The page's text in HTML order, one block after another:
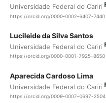
Universidade Federal do Cariri
https://orcid.org/0000-0002-6407-7440
Lucileide da Silva Santos
Universidade Federal do Cariri
https://orcid.org/0000-0001-7925-8650
Aparecida Cardoso Lima
Universidade Federal do Cariri
https://orcid.org/0009-0007-0697-2504